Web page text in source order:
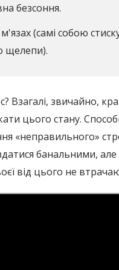
безсоння.
(самі собою
щелепи).
Взагалі, звичайно,
цього стану.
«неправильного»
банальними, але
від цього не